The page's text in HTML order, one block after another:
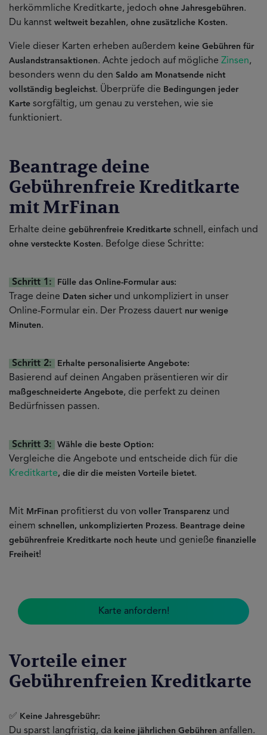
herkömmliche Kreditkarte, jedoch ohne Jahresgebühren.
Du kannst weltweit bezahlen, ohne zusätzliche Kosten.
Viele dieser Karten erheben außerdem keine Gebühren für
Auslandstransaktionen. Achte jedoch auf mögliche Zinsen,
besonders wenn du den Saldo am Monatsende nicht
vollständig begleichst. Überprüfe die Bedingungen jeder
Karte sorgfältig, um genau zu verstehen, wie sie
funktioniert.
Beantrage deine
Gebührenfreie Kreditkarte
mit MrFinan
Erhalte deine gebührenfreie Kreditkarte schnell, einfach und
ohne versteckte Kosten. Befolge diese Schritte:
Schritt 1: Fülle das Online-Formular aus:
Trage deine Daten sicherund unkompliziert in unser
Online-Formular ein. Der Prozess dauert nur wenige
Minuten.
Schritt 2: Erhalte personalisierte Angebote:
Basierend auf deinen Angaben präsentieren wir dir
maßgeschneiderte Angebote, die perfekt zu deinen
Bedürfnissen passen.
Schritt 3: Wähle die beste Option:
Vergleiche die Angebote und entscheide dich für die
Kreditkarte, die dir die meisten Vorteile bietet.
Mit MrFinan profitierst du von voller Transparenz und
einem schnellen, unkomplizierten Prozess. Beantrage deine
gebührenfreie Kreditkarte noch heute und genieße finanzielle
Freiheit!
Karte anfordern!
Vorteile einer
Gebührenfreien Kreditkarte
✅ Keine Jahresgebühr:
Du sparst langfristig, da keine jährlichen Gebühren anfallen.